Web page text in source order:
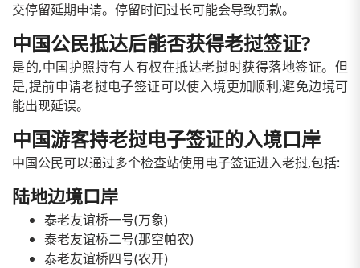
交停留延期申请。停留时间过长可能会导致罚款。
中国公民抵达后能否获得老挝签证?
是的,中国护照持有人有权在抵达老挝时获得落地签证。但
是,提前申请老挝电子签证可以使入境更加顺利,避免边境可
能出现延误。
中国游客持老挝电子签证的入境口岸
中国公民可以通过多个检查站使用电子签证进入老挝,包括:
陆地边境口岸
泰老友谊桥一号(万象)
泰老友谊桥二号(那空帕农)
泰老友谊桥四号(农开)